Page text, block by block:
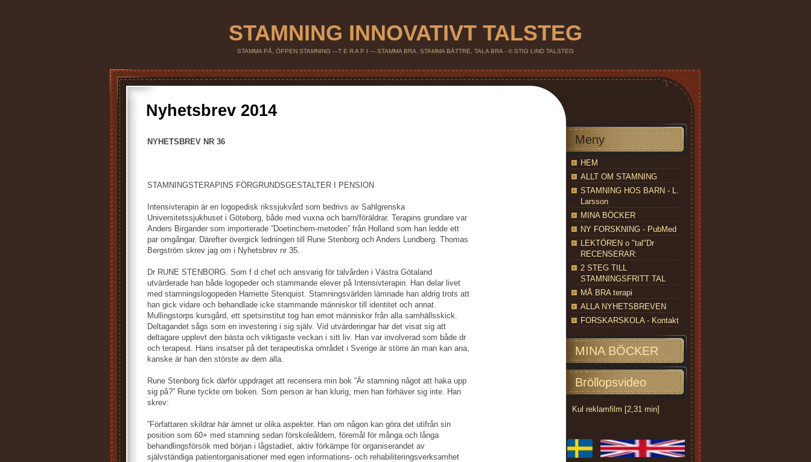
STAMNING INNOVATIVT TALSTEG
STAMMA PÅ, ÖPPEN STAMNING ---T E R A P I --- STAMMA BRA, STAMMA BÄTTRE, TALA BRA - © STIG LIND TALSTEG
Nyhetsbrev 2014
NYHETSBREV NR 36
STAMNINGSTERAPINS FÖRGRUNDSGESTALTER I PENSION
Intensivterapin är en logopedisk rikssjukvård som bedrivs av Sahlgrenska
Universitetssjukhuset i Göteborg, både med vuxna och barn/föräldrar. Terapins grundare var
Anders Birgander som importerade ”Doetinchem-metoden” från Holland som han ledde ett
par omgångar. Därefter övergick ledningen till Rune Stenborg och Anders Lundberg. Thomas
Bergström skrev jag om i Nyhetsbrev nr 35.
Dr RUNE STENBORG. Som f d chef och ansvarig för talvården i Västra Götaland
utvärderade han både logopeder och stammande elever på Intensivterapin. Han delar livet
med stamningslogopeden Harriette Stenquist. Stamningsvärlden lämnade han aldrig trots att
han gick vidare och behandlade icke stammande människor till identitet och annat.
Mullingstorps kursgård, ett spetsinstitut tog han emot människor från alla samhällsskick.
Deltagandet sågs som en investering i sig själv. Vid utvärderingar har det visat sig att
deltagare upplevt den bästa och viktigaste veckan i sitt liv. Han var involverad som både dr
och terapeut. Hans insatser på det terapeutiska området i Sverige är större än man kan ana,
kanske är han den störste av dem alla.
Rune Stenborg fick därför uppdraget att recensera min bok ”Är stamning något att haka upp
sig på?” Rune tyckte om boken. Som person är han klurig, men han förhäver sig inte. Han
skrev:
”Författaren skildrar här ämnet ur olika aspekter. Han om någon kan göra det utifrån sin
position som 60+ med stamning sedan förskoleåldern, föremål för många och långa
behandlingsförsök med början i lågstadiet, aktiv förkämpe för organiserandet av
självständiga patientorganisationer med egen informations- och rehabiliteringsverksamhet
Meny
HEM
ALLT OM STAMNING
STAMNING HOS BARN - L.
Larsson
MINA BÖCKER
NY FORSKNING - PubMed
LEKTÖREN o "tal"Dr
RECENSERAR:
2 STEG TILL
STAMNINGSFRITT TAL
MÅ BRA terapi
ALLA NYHETSBREVEN
FORSKARSKOLA - Kontakt
MINA BÖCKER
Bröllopsvideo
Kul reklamfilm [2,31 min]